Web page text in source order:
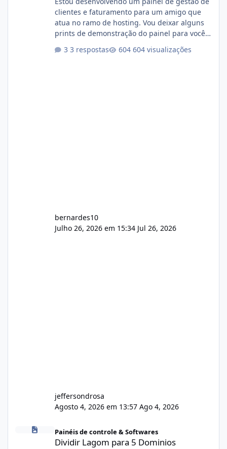
clientes e faturamento para um amigo que
atua no ramo de hosting. Vou deixar alguns
prints de demonstração do painel para vocês
com cerca de 80% concluído e conta com
3 respostas 604 visualizações
bernardes10
Julho 26, 2026 em 15:34 Jul 26, 2026
jeffersondrosa
Agosto 4, 2026 em 13:57 Ago 4, 2026
Dividir Lagom para 5 Dominios
Painéis de controle & Softwares
Dividir Lagom para 5 Dominios